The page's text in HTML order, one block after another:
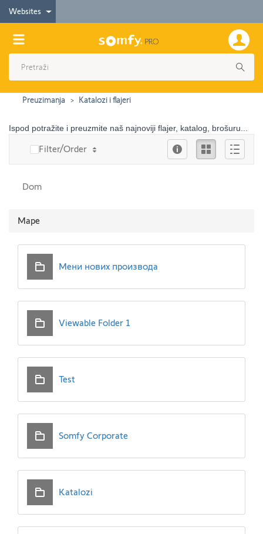
Websites
Preuzimanja Katalozi i flajeri
Ispod potražite i preuzmite naš najnoviji flajer, katalog, brošuru...
Filter/Order Ikona
Dom
Mape
Мени нових производа
Viewable Folder 1
Test
Somfy Corporate
Katalozi